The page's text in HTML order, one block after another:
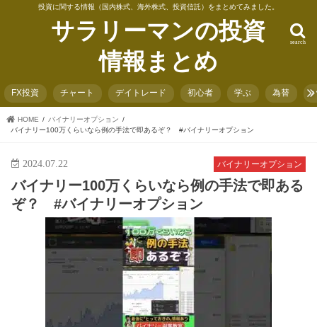
投資に関する情報（国内株式、海外株式、投資信託）をまとめてみました。
サラリーマンの投資
情報まとめ
search
FX投資 チャート デイトレード 初心者 学ぶ 為替
HOME
バイナリーオプション
バイナリー100万くらいなら例の手法で即あるぞ？ #バイナリーオプション
バイナリーオプション
2024.07.22
バイナリー100万くらいなら例の手法で即ある
ぞ？ #バイナリーオプション